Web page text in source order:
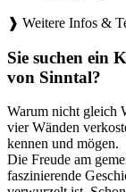
❱ Weitere Infos &
Sie suchen ein
von Sinntal?
Warum nicht gleich
vier Wänden
kennen und mögen.
Die Freude am
faszinierende